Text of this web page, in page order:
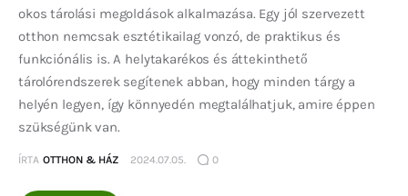
okos tárolási megoldások alkalmazása. Egy jól szervezett
otthon nemcsak esztétikailag vonzó, de praktikus és
funkciónális is. A helytakarékos és áttekinthető
tárolórendszerek segítenek abban, hogy minden tárgy a
helyén legyen, így könnyedén megtalálhatjuk, amire éppen
szükségünk van.
ÍRTA OTTHON & HÁZ 2024.07.05. 0